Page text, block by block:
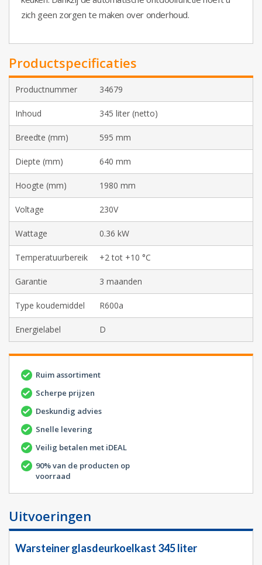
zich geen zorgen te maken over onderhoud.
Productspecificaties
Productnummer 34679
Inhoud 345 liter (netto)
Breedte (mm) 595 mm
Diepte (mm) 640 mm
Hoogte (mm) 1980 mm
Voltage 230V
Wattage 0.36 kW
Temperatuurbereik +2 tot +10 °C
Garantie 3 maanden
Type koudemiddel R600a
Energielabel D
Ruim assortiment
Scherpe prijzen
Deskundig advies
Snelle levering
Veilig betalen met iDEAL
90% van de producten op
voorraad
Uitvoeringen
Warsteiner glasdeurkoelkast 345 liter